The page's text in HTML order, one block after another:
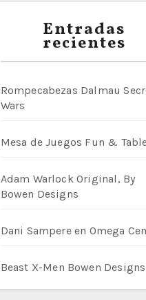
Entradas
recientes
Rompecabezas Dalmau
Wars
Mesa de Juegos Fun &
Adam Warlock Original, By
Bowen Designs
Dani Sampere en Omega
Beast X-Men Bowen Designs